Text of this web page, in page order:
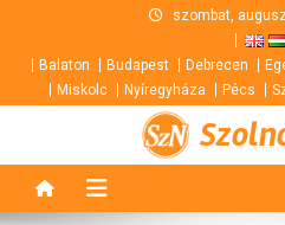
content
szombat,
Balaton Budapest Debrecen
Miskolc
Nyíregyháza Pécs